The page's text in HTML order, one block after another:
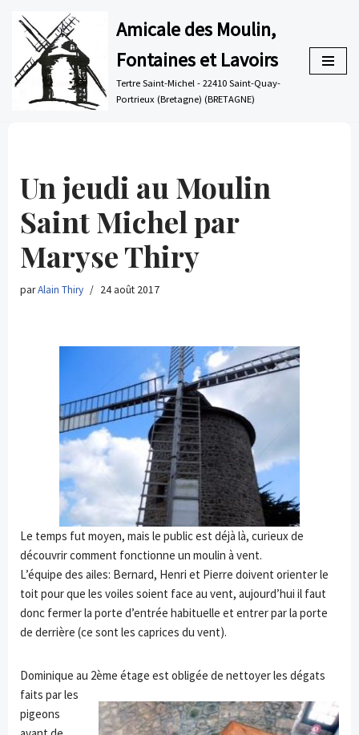
Aller
au
contenu
Amicale des Moulin,
Fontaines et Lavoirs
Tertre Saint-Michel - 22410 Saint-Quay-
Portrieux (Bretagne) (BRETAGNE)
Un jeudi au Moulin
Saint Michel par
Maryse Thiry
parAlain Thiry 24 août 2017
Le temps fut moyen, mais le public est déjà là, curieux de
découvrir comment fonctionne un moulin à vent.
L’équipe des ailes: Bernard, Henri et Pierre doivent orienter le
toit pour que les voiles soient face au vent, aujourd’hui il faut
donc fermer la porte d’entrée habituelle et entrer par la porte
de derrière (ce sont les caprices du vent).
Dominique au 2ème étage est obligée de nettoyer les dégats
faits par les
pigeons